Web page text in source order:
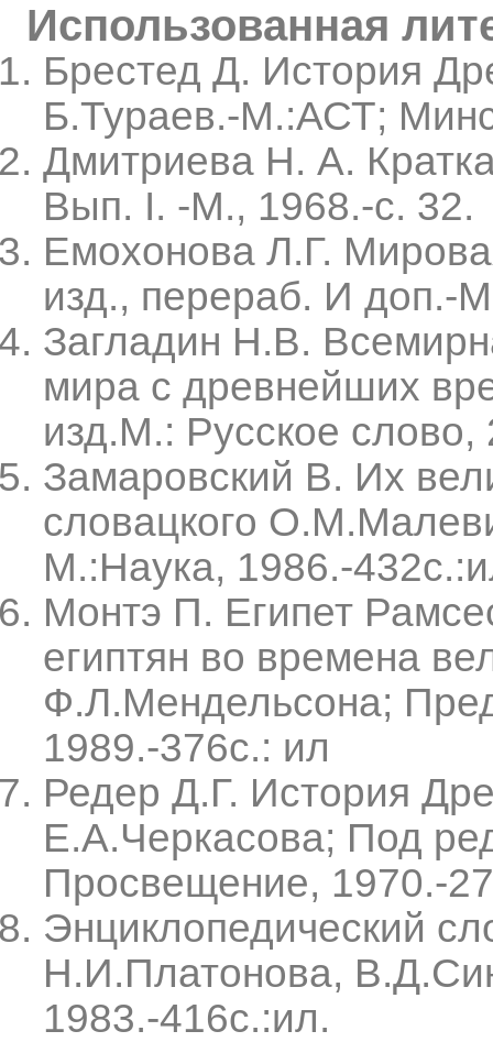
Использованная
Брестед Д. История
Б.Тураев.-М.:АСТ;
Дмитриева Н. А.
Вып. I. -М., 1968.-с. 32.
Емохонова Л.Г.
изд., перераб. И доп.-
Загладин Н.В.
мира с древнейших
изд.М.: Русское слово,
Замаровский В. Их
словацкого
М.:Наука, 1986.-
Монтэ П. Египет
египтян во времена
Ф.Л.Мендельсона;
1989.-376с.: ил
Редер Д.Г. История
Е.А.Черкасова; Под
Просвещение, 1970.-
Энциклопедический
Н.И.Платонова,
1983.-416с.:ил.